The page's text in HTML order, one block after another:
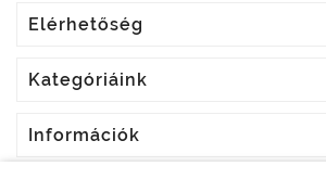
Elérhetőség
Kategóriáink
Információk